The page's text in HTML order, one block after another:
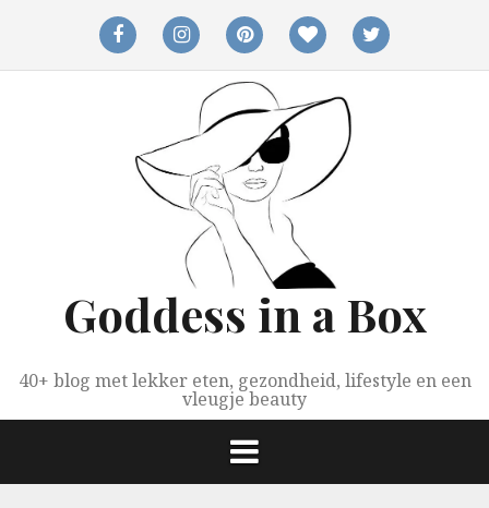
facebookinstagrampinterestbloglovintwitter
Goddess in a Box
40+ blog met lekker eten, gezondheid, lifestyle en een
vleugje beauty